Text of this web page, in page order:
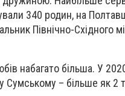
340 родин, на
Північно-Східного
набагато більша. У
Сумському – більше як 2